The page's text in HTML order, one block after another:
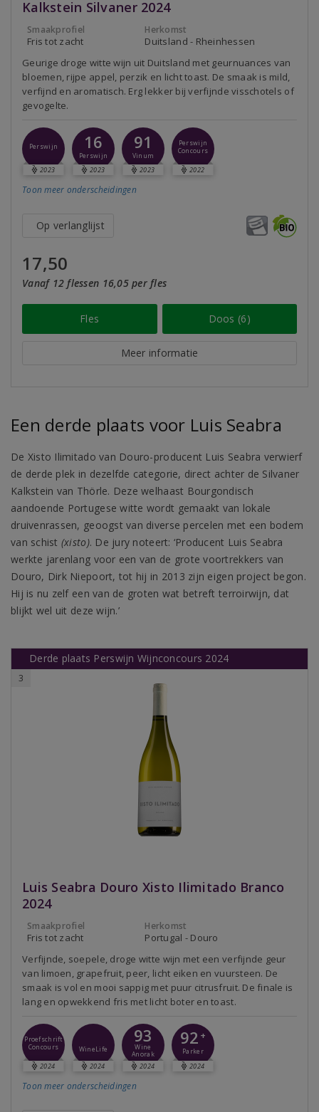
Kalkstein Silvaner 2024
Smaakprofiel
Fris tot zacht
Herkomst
Duitsland - Rheinhessen
Geurige droge witte wijn uit Duitsland met geurnuances van
bloemen, rijpe appel, perzik en licht toast. De smaak is mild,
verfijnd en aromatisch. Erg lekker bij verfijnde visschotels of
gevogelte.
Perswijn
2023
16
Perswijn
2023
91
Vinum
2023
Perswijn
Concours
2022
Toon meer onderscheidingen
Op verlanglijst
17,50
Vanaf 12 flessen 16,05 per fles
Fles Doos (6)
Meer informatie
Een derde plaats voor Luis Seabra
De Xisto Ilimitado van Douro-producent Luis Seabra verwierf
de derde plek in dezelfde categorie, direct achter de Silvaner
Kalkstein van Thörle. Deze welhaast Bourgondisch
aandoende Portugese witte wordt gemaakt van lokale
druivenrassen, geoogst van diverse percelen met een bodem
van schist (xisto). De jury noteert: ‘Producent Luis Seabra
werkte jarenlang voor een van de grote voortrekkers van
Douro, Dirk Niepoort, tot hij in 2013 zijn eigen project begon.
Hij is nu zelf een van de groten wat betreft terroirwijn, dat
blijkt wel uit deze wijn.’
Derde plaats Perswijn Wijnconcours 2024
3
Luis Seabra Douro Xisto Ilimitado Branco
2024
Smaakprofiel
Fris tot zacht
Herkomst
Portugal - Douro
Verfijnde, soepele, droge witte wijn met een verfijnde geur
van limoen, grapefruit, peer, licht eiken en vuursteen. De
smaak is vol en mooi sappig met puur citrusfruit. De finale is
lang en opwekkend fris met licht boter en toast.
Proefschrift
Concours
2024
WineLife
2024
93
Wine
Anorak
2024
92 +
Parker
2024
Toon meer onderscheidingen